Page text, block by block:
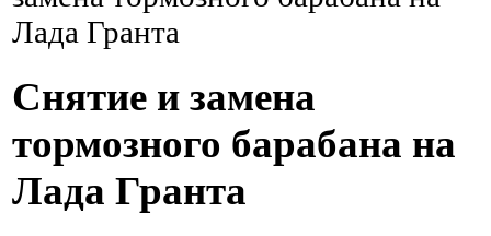
Лада Гранта
Снятие и замена
тормозного барабана на
Лада Гранта